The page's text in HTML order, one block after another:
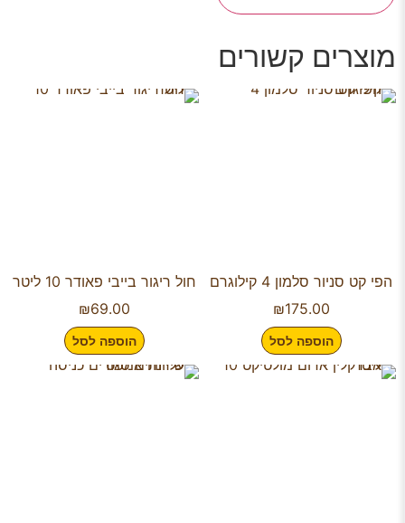
מוצרים קשורים
הפי קט סניור סלמון 4 קילוגרם
₪175.00
הוספה לסל
חול ריגור בייבי פאודר 10 ליטר
₪69.00
הוספה לסל